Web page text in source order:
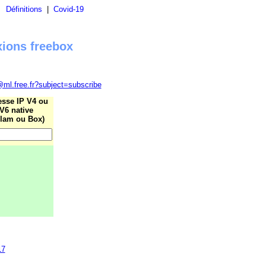
Définitions Covid-19
freebox
IP V4 ou
V6 native
ou Box)